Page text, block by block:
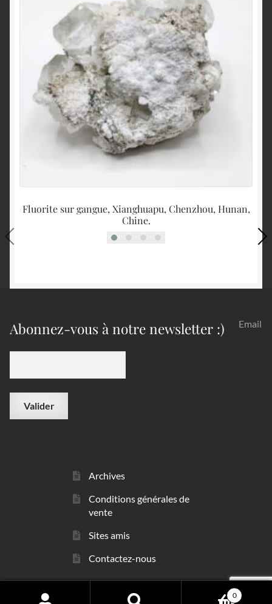
Fluorite sur gangue, Xianghuapu, Chenzhou, Hunan,
Chine.
Abonnez-vous à notre newsletter :) Email
Archives
Conditions générales de
vente
Sites amis
Contactez-nous
© sarl Les Minéraux 2006 - 2026 0